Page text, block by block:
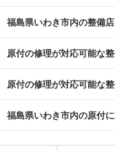
福島県いわき市内の整備
原付の修理が対応可能な
原付の修理が対応可能な
福島県いわき市内の原付